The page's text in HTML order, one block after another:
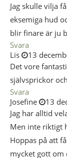
Jag skulle vilja
eksemiga hud
blir finare är ju
Svara
Lis
13
Det vore
självsprickor
Svara
Josefine
13
Jag har alltid
Men inte riktigt
Hoppas på att
mycket gott om